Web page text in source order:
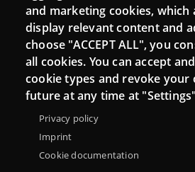
Connect
Contact
Newsletters
and marketing cookies, which
display relevant content and
choose "ACCEPT ALL", you
all cookies. You can accept
cookie types and revoke
future at any time at
Privacy policy
Imprint
Cookie documentation